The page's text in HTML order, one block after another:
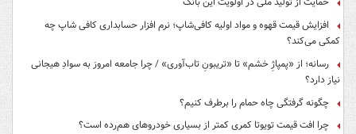
افزایش قیمت قهوه و مواد اولیه کافی‌شاپ؛ نرم افزار حسابداری کافی شاپ چه
کمکی می‌کند؟
رسانه؛ از «پمپاژِ خشم» تا «تریبونِ تاب‌آوری» / چرا جامعه امروز به سوادِ هیجانی
نیاز دارد؟
چگونه گرفتگی چاه حمام را برطرف کنیم؟
چرا افت قیمت تویوتا کمری کمتر از بسیاری خودروهای هم‌رده است؟